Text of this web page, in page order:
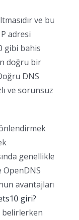
ve bu
adresi
gibi bahis
doğru bir
DNS
ve sorunsuz
genellikle
OpenDNS
avantajları
giri?
belirlerken